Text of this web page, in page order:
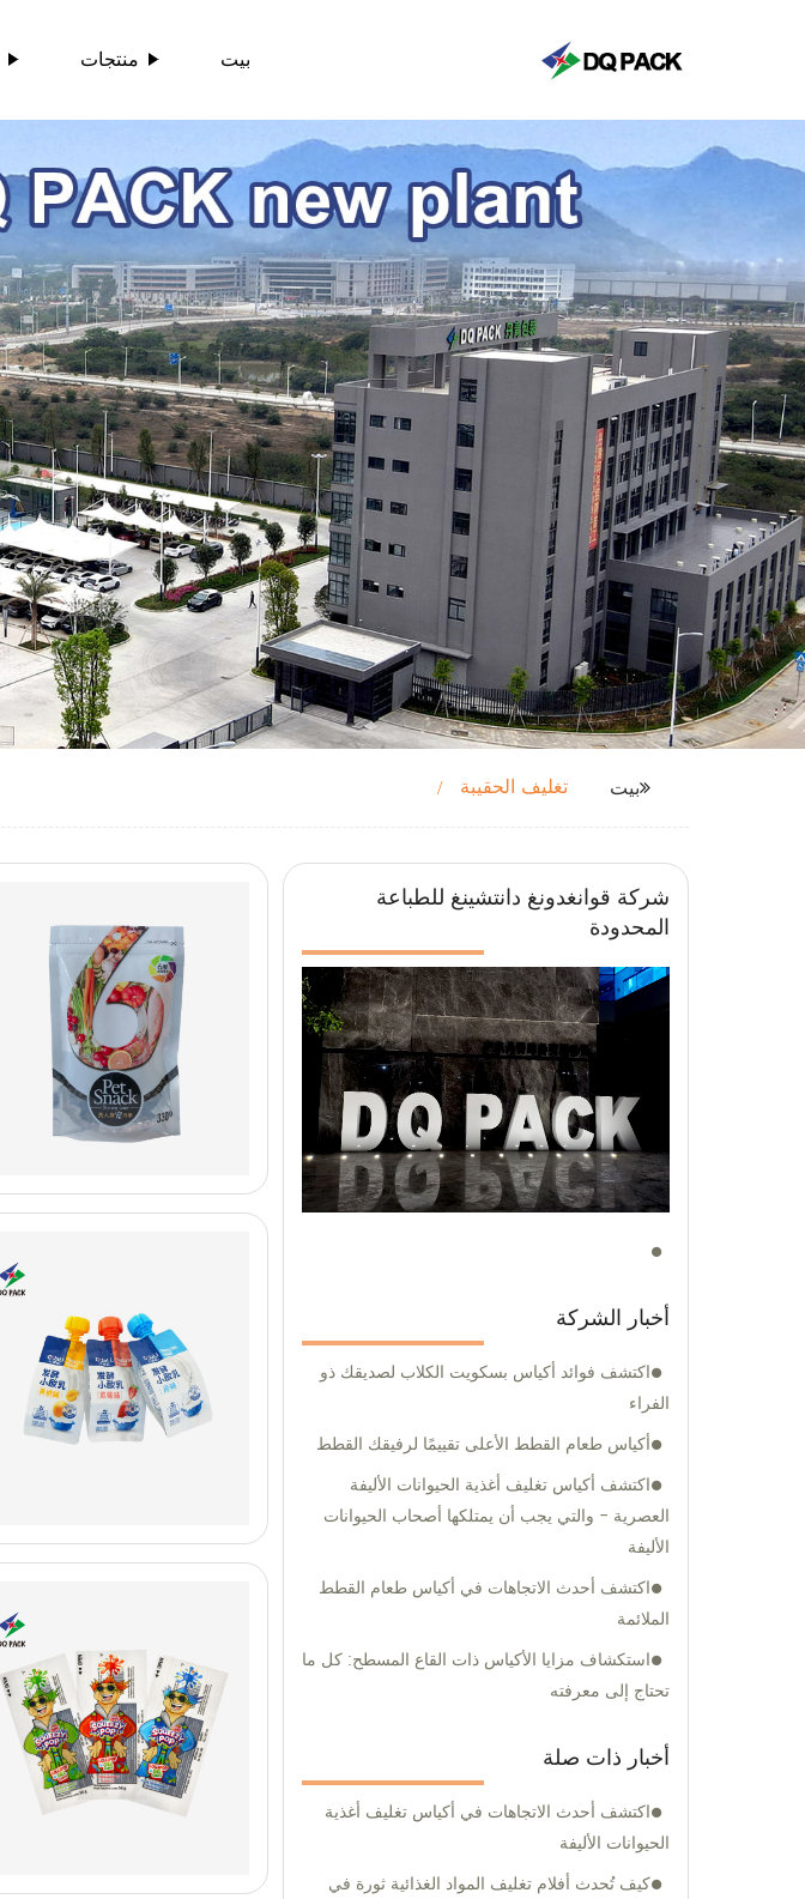
بيت منتجات
بيت تغليف الحقيبة
شركة قوانغدونغ دانتشينغ للطباعة
المحدودة
أخبار الشركة
اكتشف فوائد أكياس بسكويت الكلاب لصديقك ذو
الفراء
أكياس طعام القطط الأعلى تقييمًا لرفيقك القطط
اكتشف أكياس تغليف أغذية الحيوانات الأليفة
العصرية - والتي يجب أن يمتلكها أصحاب الحيوانات
الأليفة
اكتشف أحدث الاتجاهات في أكياس طعام القطط
الملائمة
استكشاف مزايا الأكياس ذات القاع المسطح: كل ما
تحتاج إلى معرفته
أخبار ذات صلة
اكتشف أحدث الاتجاهات في أكياس تغليف أغذية
الحيوانات الأليفة
كيف تُحدث أفلام تغليف المواد الغذائية ثورة في